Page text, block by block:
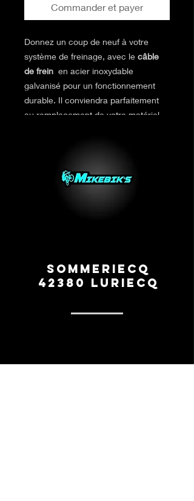
Commander et payer
Donnez un coup de neuf à votre
système de freinage, avec le câble
de frein en acier inoxydable
galvanisé pour un fonctionnement
durable. Il conviendra parfaitement
au remplacement de votre matériel
Sommeriecq
42380 Luriecq